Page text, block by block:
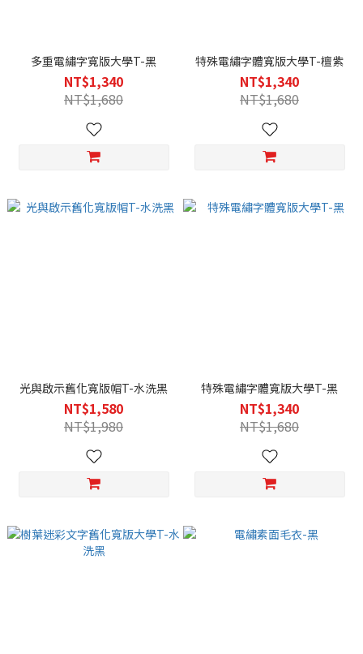
多重電繡字寬版大學T-黑
NT$1,340
NT$1,680
特殊電繡字體寬版大學T-檀紫
NT$1,340
NT$1,680
光與啟示舊化寬版帽T-水洗黑
NT$1,580
NT$1,980
特殊電繡字體寬版大學T-黑
NT$1,340
NT$1,680